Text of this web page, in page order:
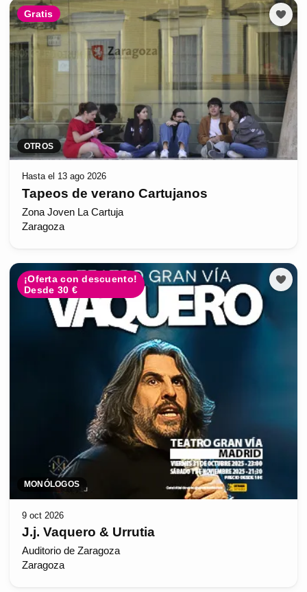
Gratis
OTROS
Hasta el 13 ago 2026
Tapeos de verano Cartujanos
Zona Joven La Cartuja
Zaragoza
¡Oferta con descuento!
Desde 30 €
MONÓLOGOS
9 oct 2026
J.j. Vaquero & Urrutia
Auditorio de Zaragoza
Zaragoza